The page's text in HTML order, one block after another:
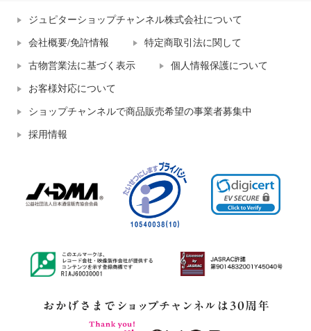
ジュピターショップチャンネル株式会社について
会社概要/免許情報 特定商取引法に関して
古物営業法に基づく表示 個人情報保護について
お客様対応について
ショップチャンネルで商品販売希望の事業者募集中
採用情報